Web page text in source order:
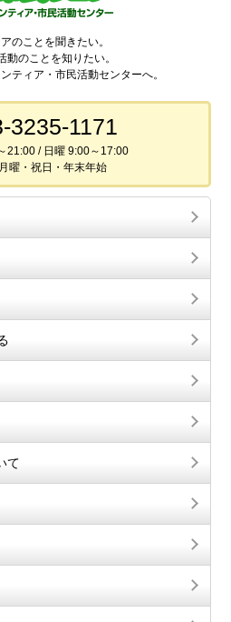
のことを聞きたい。
動のことを知りたい。
ティア・市民活動センターへ。
3235-1171
21:00 / 日曜 9:00～17:00
曜・祝日・年末年始
て